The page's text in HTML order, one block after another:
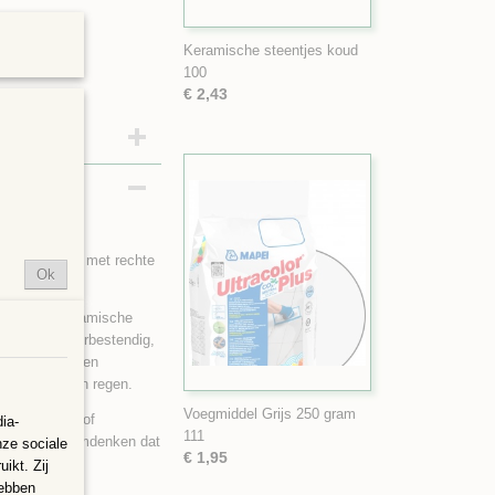
veelhoeken met rechte
10x10 cm
glas en keramische
UV- en weerbestendig,
dan kunnen
zijn tegen regen.
opvulling of
Er wel omdenken dat
Keramische steentjes koud
100
€ 2,43
Voegmiddel Grijs 250 gram
111
€ 1,95
Ok
sociale
Zij